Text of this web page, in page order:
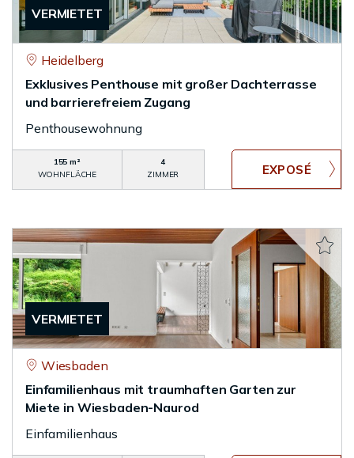
VERMIETET
Heidelberg
Exklusives Penthouse mit großer Dachterrasse
und barrierefreiem Zugang
Penthousewohnung
155 m²
WOHNFLÄCHE
4
ZIMMER
VERMIETET
Wiesbaden
Einfamilienhaus mit traumhaften Garten zur
Miete in Wiesbaden-Naurod
Einfamilienhaus